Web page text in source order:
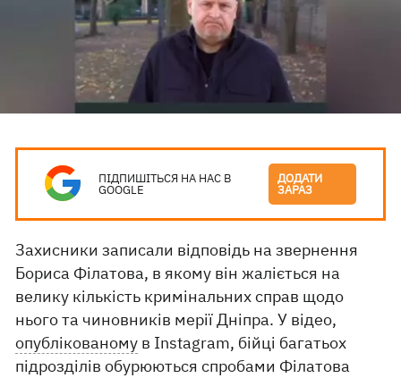
ПІДПИШІТЬСЯ НА НАС В
GOOGLE
ДОДАТИ
ЗАРАЗ
Захисники записали відповідь на звернення
Бориса Філатова, в якому він жаліється на
велику кількість кримінальних справ щодо
нього та чиновників мерії Дніпра. У відео,
опублікованому в Instagram, бійці багатьох
підрозділів обурюються спробами Філатова